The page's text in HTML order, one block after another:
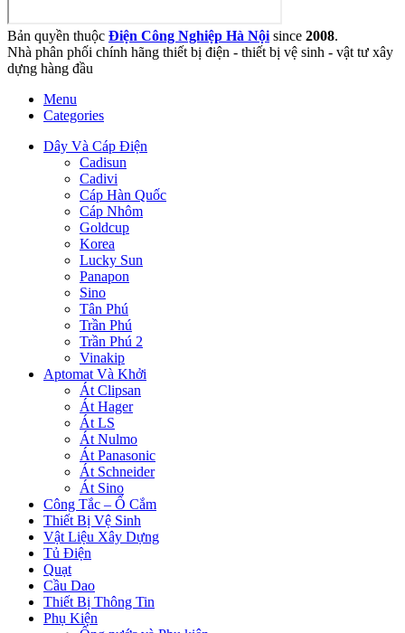
Bản quyền thuộc Điện Công Nghiệp Hà Nội since 2008.
Nhà phân phối chính hãng thiết bị điện - thiết bị vệ sinh - vật tư xây
dựng hàng đầu
Menu
Categories
Dây Và Cáp Điện
Cadisun
Cadivi
Cáp Hàn Quốc
Cáp Nhôm
Goldcup
Korea
Lucky Sun
Panapon
Sino
Tân Phú
Trần Phú
Trần Phú 2
Vinakip
Aptomat Và Khởi
Át Clipsan
Át Hager
Át LS
Át Nulmo
Át Panasonic
Át Schneider
Át Sino
Công Tắc – Ổ Cắm
Thiết Bị Vệ Sinh
Vật Liệu Xây Dựng
Tủ Điện
Quạt
Cầu Dao
Thiết Bị Thông Tin
Phụ Kiện